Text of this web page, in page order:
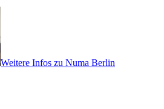
Weitere Infos zu Numa Berlin